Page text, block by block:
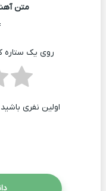
متن
روی یک ستاره
اولین نفری